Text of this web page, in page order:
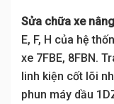
Sửa chữa xe
E, F, H của hệ
xe 7FBE, 8FBN.
linh kiện cốt lõi
phun máy dầu